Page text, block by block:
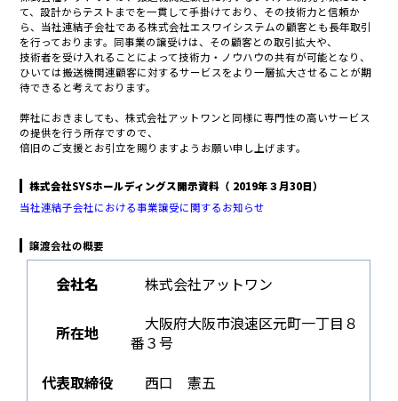
て、設計からテストまでを一貫して手掛けており、その技術力と信頼か
ら、 当社連結子会社である株式会社エスワイシステムの顧客とも長年取引
を行っております。 同事業の譲受けは、その顧客との取引拡大や、
技術者を受け入れることによって技術力・ノウハウの共有が可能となり、
ひいては搬送機関連顧客に対するサービスをより一層拡大させることが期
待できると考えております。
弊社におきましても、株式会社アットワンと同様に専門性の高いサービス
の提供を行う所存ですので、
倍旧のご支援とお引立を賜りますようお願い申し上げます。
株式会社SYSホールディングス開示資料（ 2019年３月30日）
当社連結子会社における事業譲受に関するお知らせ
譲渡会社の概要
会社名 株式会社アットワン
所在地
大阪府大阪市浪速区元町一丁目８
番３号
代表取締役
西口 憲五